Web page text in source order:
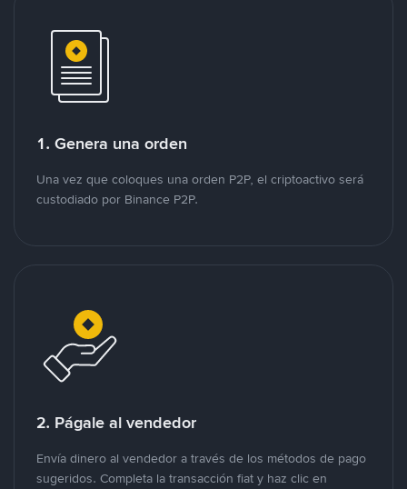
1. Genera una orden
Una vez que coloques una orden P2P, el criptoactivo será
custodiado por Binance P2P.
2. Págale al vendedor
Envía dinero al vendedor a través de los métodos de pago
sugeridos. Completa la transacción fiat y haz clic en